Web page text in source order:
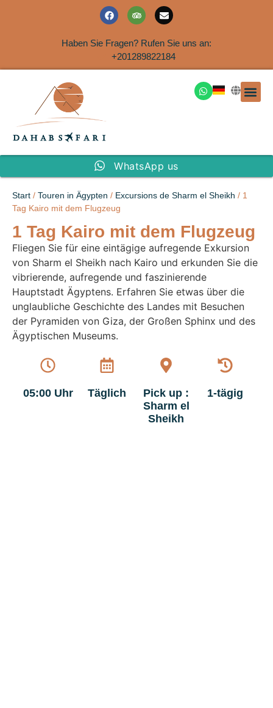
Haben Sie Fragen? Rufen Sie uns an:
+201289822184
WhatsApp us
Start / Touren in Ägypten / Excursions de Sharm el Sheikh / 1
Tag Kairo mit dem Flugzeug
1 Tag Kairo mit dem Flugzeug
Fliegen Sie für eine eintägige aufregende Exkursion
von Sharm el Sheikh nach Kairo und erkunden Sie die
vibrierende, aufregende und faszinierende
Hauptstadt Ägyptens. Erfahren Sie etwas über die
unglaubliche Geschichte des Landes mit Besuchen
der Pyramiden von Giza, der Großen Sphinx und des
Ägyptischen Museums.
05:00 Uhr Täglich
Pick up :
Sharm el
Sheikh
1-tägig